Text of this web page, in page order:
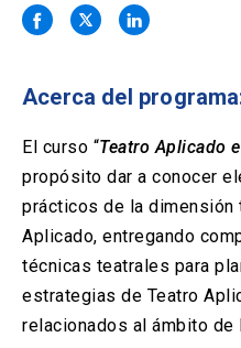
Noticias
enlace
abre
en
una
Portal Empresas(El
se
abre
en
una
nueva
pestaña)
Pagos y Convenios
se
abre
en
nueva
ACCESOS UC
Biblioteca
(El
Mi
(El
Acerca del
El curso “Teatro Aplicado
propósito dar a conocer
prácticos de la dimensión
Aplicado, entregando
técnicas teatrales para
estrategias de Teatro
relacionados al ámbito de